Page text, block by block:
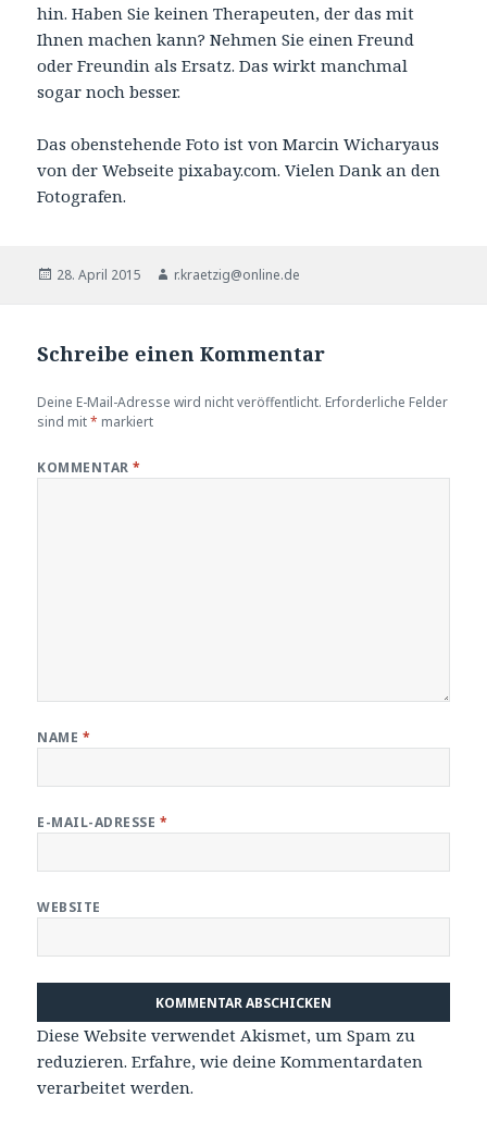
hin. Haben Sie keinen Therapeuten, der das mit
Ihnen machen kann? Nehmen Sie einen Freund
oder Freundin als Ersatz. Das wirkt manchmal
sogar noch besser.
Das obenstehende Foto ist von Marcin Wicharyaus
von der Webseite pixabay.com. Vielen Dank an den
Fotografen.
Veröffentlicht
28. April 2015 Autor
r.kraetzig@online.de
Schreibe einen Kommentar
Deine E-Mail-Adresse wird nicht veröffentlicht. Erforderliche Felder
sind mit* markiert
KOMMENTAR*
NAME *
E-MAIL-ADRESSE *
WEBSITE
Diese Website verwendet Akismet, um Spam zu
reduzieren.Erfahre, wie deine Kommentardaten
verarbeitet werden.